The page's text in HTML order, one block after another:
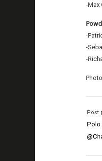
-Max
-
-
-
Post
Polo